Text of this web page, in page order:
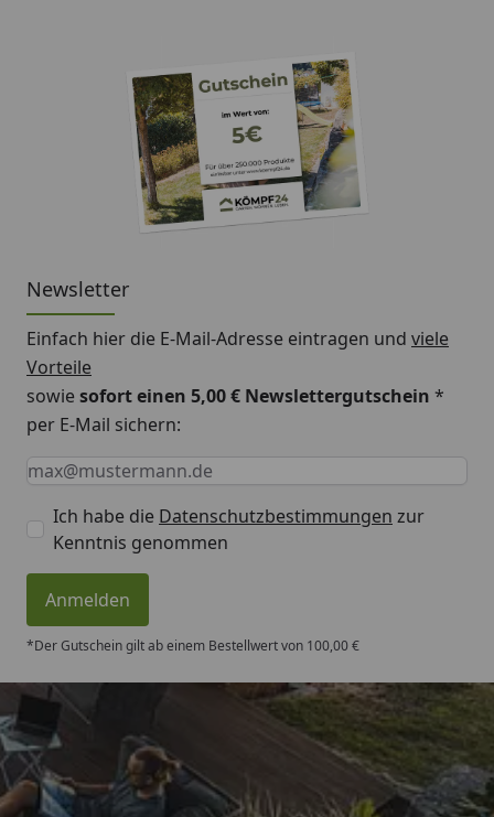
Newsletter
Einfach hier die E-Mail-Adresse eintragen und viele
Vorteile
sowiesofort einen 5,00 € Newslettergutschein *
per E-Mail sichern:
Keine Eingabe erforderlich
Eingabe erforderlich
E-Mail *
Ich habe die Datenschutzbestimmungen zur
Kenntnis genommen
Anmelden
*Der Gutschein gilt ab einem Bestellwert von 100,00 €
Trusted Shops